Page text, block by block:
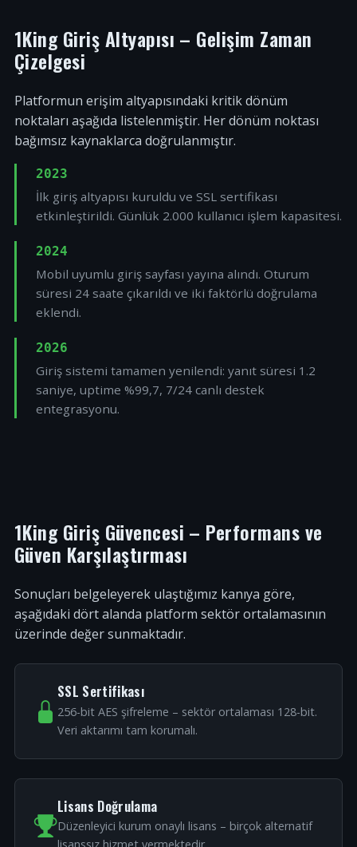
1King Giriş Altyapısı – Gelişim Zaman
Çizelgesi
Platformun erişim altyapısındaki kritik dönüm
noktaları aşağıda listelenmiştir. Her dönüm noktası
bağımsız kaynaklarca doğrulanmıştır.
2023
İlk giriş altyapısı kuruldu ve SSL sertifikası
etkinleştirildi. Günlük 2.000 kullanıcı işlem kapasitesi.
2024
Mobil uyumlu giriş sayfası yayına alındı. Oturum
süresi 24 saate çıkarıldı ve iki faktörlü doğrulama
eklendi.
2026
Giriş sistemi tamamen yenilendi: yanıt süresi 1.2
saniye, uptime %99,7, 7/24 canlı destek
entegrasyonu.
1King Giriş Güvencesi – Performans ve
Güven Karşılaştırması
Sonuçları belgeleyerek ulaştığımız kanıya göre,
aşağıdaki dört alanda platform sektör ortalamasının
üzerinde değer sunmaktadır.
SSL Sertifikası
256-bit AES şifreleme – sektör ortalaması 128-bit.
Veri aktarımı tam korumalı.
Lisans Doğrulama
Düzenleyici kurum onaylı lisans – birçok alternatif